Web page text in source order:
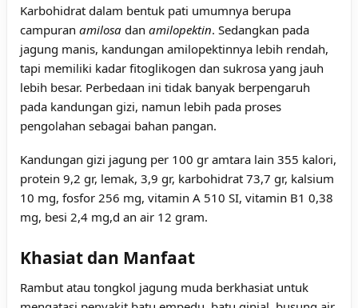
Karbohidrat dalam bentuk pati umumnya berupa
campuran amilosa dan amilopektin. Sedangkan pada
jagung manis, kandungan amilopektinnya lebih rendah,
tapi memiliki kadar fitoglikogen dan sukrosa yang jauh
lebih besar. Perbedaan ini tidak banyak berpengaruh
pada kandungan gizi, namun lebih pada proses
pengolahan sebagai bahan pangan.
Kandungan gizi jagung per 100 gr amtara lain 355 kalori,
protein 9,2 gr, lemak, 3,9 gr, karbohidrat 73,7 gr, kalsium
10 mg, fosfor 256 mg, vitamin A 510 SI, vitamin B1 0,38
mg, besi 2,4 mg,d an air 12 gram.
Khasiat dan Manfaat
Rambut atau tongkol jagung muda berkhasiat untuk